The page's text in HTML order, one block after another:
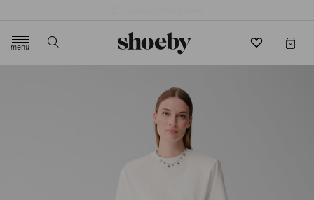
menu